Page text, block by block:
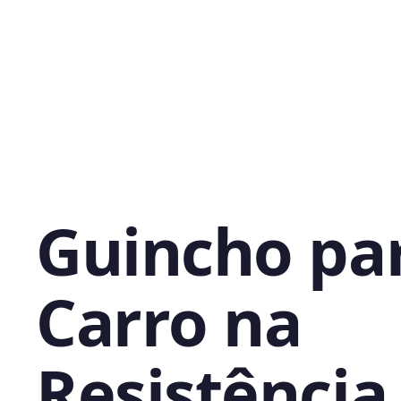
Guincho
Carro na